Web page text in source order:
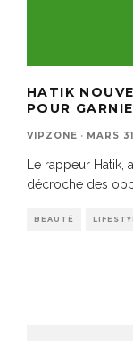
HATIK
POUR
VIPZONE · MARS
Le rappeur
décroche des
BEAUTÉ